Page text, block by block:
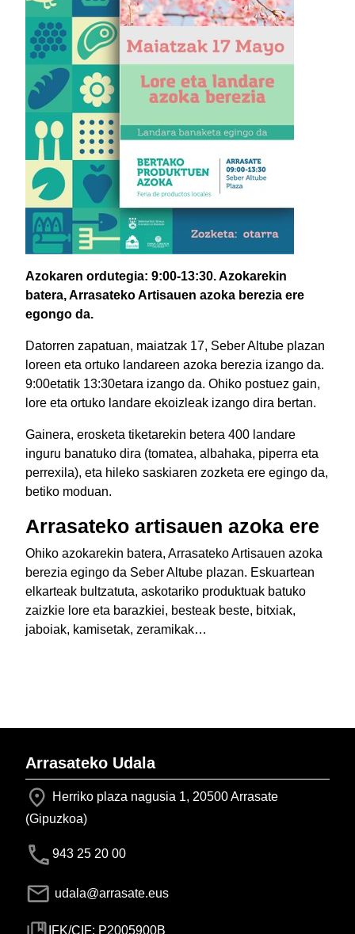
Azokaren ordutegia: 9:00-13:30. Azokarekin
batera, Arrasateko Artisauen azoka berezia ere
egongo da.
Datorren zapatuan, maiatzak 17, Seber Altube plazan
loreen eta ortuko landareen azoka berezia izango da.
9:00etatik 13:30etara izango da. Ohiko postuez gain,
lore eta ortuko landare ekoizleak izango dira bertan.
Gainera, erosketa tiketarekin betera 400 landare
inguru banatuko dira (tomatea, albahaka, piperra eta
perrexila), eta hileko saskiaren zozketa ere egingo da,
betiko moduan.
Arrasateko artisauen azoka ere
Ohiko azokarekin batera, Arrasateko Artisauen azoka
berezia egingo da Seber Altube plazan. Eskuartean
elkarteak bultzatuta, askotariko produktuak batuko
zaizkie lore eta barazkiei, besteak beste, bitxiak,
jaboiak, kamisetak, zeramikak…
Arrasateko Udala
Herriko plaza nagusia 1, 20500 Arrasate
(Gipuzkoa)
943 25 20 00
udala@arrasate.eus
IFK/CIF: P2005900B